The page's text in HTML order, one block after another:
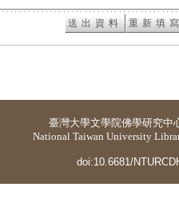
臺灣大學文學院佛學研究中
National Taiwan University
doi:10.6681/